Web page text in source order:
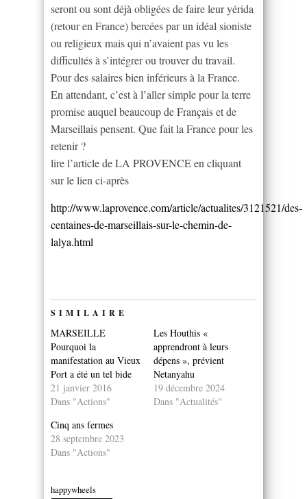
seront ou sont déjà obligées de faire leur yérida
(retour en France) bercées par un idéal sioniste
ou religieux mais qui n’avaient pas vu les
difficultés à s’intégrer ou trouver du travail.
Pour des salaires bien inférieurs à la France.
En attendant, c’est à l’aller simple pour la terre
promise auquel beaucoup de Français et de
Marseillais pensent. Que fait la France pour les
retenir ?
lire l’article de LA PROVENCE en cliquant
sur le lien ci-après
http://www.laprovence.com/article/actualites/3121521/des-
centaines-de-marseillais-sur-le-chemin-de-
lalya.html
SIMILAIRE
MARSEILLE
Pourquoi la
manifestation au Vieux
Port a été un tel bide
21 janvier 2016
Dans "Actions"
Les Houthis «
apprendront à leurs
dépens », prévient
Netanyahu
19 décembre 2024
Dans "Actualités"
Cinq ans fermes
28 septembre 2023
Dans "Actions"
happywheels